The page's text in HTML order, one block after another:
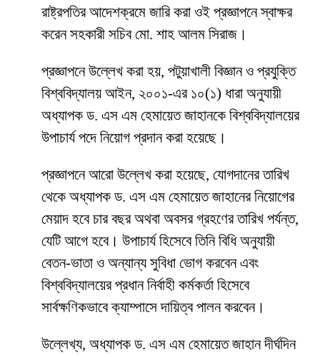
রাষ্ট্রপতির আদেশক্রমে জারি করা ওই প্রজ্ঞাপনে স্বাক্ষর
করেন সহকারী সচিব মো. শাহ আলম সিরাজ।
প্রজ্ঞাপনে উল্লেখ করা হয়, পটুয়াখালী বিজ্ঞান ও প্রযুক্তি
বিশ্ববিদ্যালয় আইন, ২০০১-এর ১০(১) ধারা অনুযায়ী
অধ্যাপক ড. এস এম হেমায়েত জাহানকে বিশ্ববিদ্যালয়ের
উপাচার্য পদে নিয়োগ প্রদান করা হয়েছে।
প্রজ্ঞাপনে আরো উল্লেখ করা হয়েছে, যোগদানের তারিখ
থেকে অধ্যাপক ড. এস এম হেমায়েত জাহানের নিয়োগের
মেয়াদ হবে চার বছর অথবা অবসর গ্রহণের তারিখ পর্যন্ত,
যেটি আগে হবে। উপাচার্য হিসেবে তিনি বিধি অনুযায়ী
বেতন-ভাতা ও অন্যান্য সুবিধা ভোগ করবেন এবং
বিশ্ববিদ্যালয়ের প্রধান নির্বাহী কর্মকর্তা হিসেবে
সার্বক্ষণিকভাবে ক্যাম্পাসে দায়িত্ব পালন করবেন।
উল্লেখ্য, অধ্যাপক ড. এস এম হেমায়েত জাহান দীর্ঘদিন